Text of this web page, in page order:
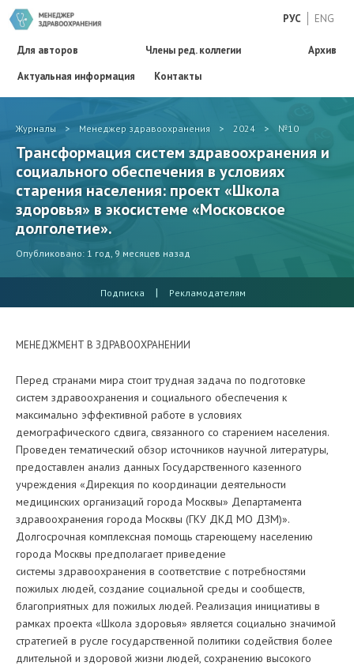
РУС ENG
Для авторов Члены ред. коллегии
Архив
Актуальная информация
Контакты
Журналы > Менеджер здравоохранения > 2024 > №10
Трансформация систем здравоохранения и
социального обеспечения в условиях
старения населения: проект «Школа
здоровья» в экосистеме «Московское
долголетие».
Опубликовано: 1 год, 9 месяцев назад
Подписка | Рекламодателям
МЕНЕДЖМЕНТ В ЗДРАВООХРАНЕНИИ
Перед странами мира стоит трудная задача по подготовке
систем здравоохранения и социального обеспечения к
максимально эффективной работе в условиях
демографического сдвига, связанного со старением населения.
Проведен тематический обзор источников научной литературы,
предоставлен анализ данных Государственного казенного
учреждения «Дирекция по координации деятельности
медицинских организаций города Москвы» Департамента
здравоохранения города Москвы (ГКУ ДКД МО ДЗМ)».
Долгосрочная комплексная помощь стареющему населению
города Москвы предполагает приведение
системы здравоохранения в соответствие с потребностями
пожилых людей, создание социальной среды и сообществ,
благоприятных для пожилых людей. Реализация инициативы в
рамках проекта «Школа здоровья» является социально значимой
стратегией в русле государственной политики содействия более
длительной и здоровой жизни людей, сохранению высокого